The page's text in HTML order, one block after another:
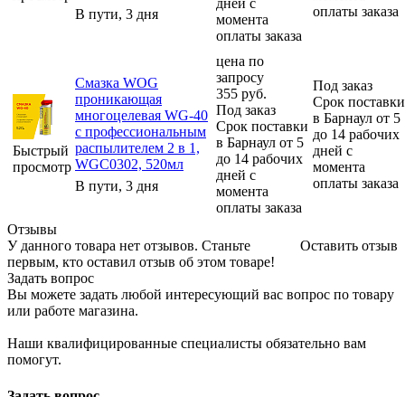
В пути, 3 дня
дней с
момента
оплаты заказа
оплаты заказа
Быстрый
просмотр
Смазка WOG
проникающая
многоцелевая WG-40
с профессиональным
распылителем 2 в 1,
WGC0302, 520мл
В пути, 3 дня
цена по
запросу
355 руб.
Под заказ
Срок поставки
в Барнаул от 5
до 14 рабочих
дней с
момента
оплаты заказа
Под заказ
Срок поставки
в Барнаул от 5
до 14 рабочих
дней с
момента
оплаты заказа
Отзывы
Оставить отзыв
У данного товара нет отзывов. Станьте
первым, кто оставил отзыв об этом товаре!
Задать вопрос
Вы можете задать любой интересующий вас вопрос по товару
или работе магазина.
Наши квалифицированные специалисты обязательно вам
помогут.